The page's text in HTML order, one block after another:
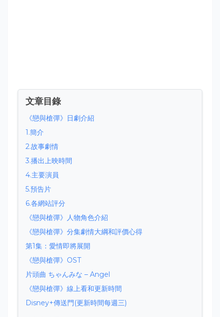
文章目錄
《戀與槍彈》日劇介紹
1.簡介
2.故事劇情
3.播出上映時間
4.主要演員
5.預告片
6.各網站評分
《戀與槍彈》人物角色介紹
《戀與槍彈》分集劇情大綱和評價心得
第1集：愛情即將展開
《戀與槍彈》OST
片頭曲 ちゃんみな – Angel
《戀與槍彈》線上看和更新時間
Disney+傳送門(更新時間每週三)